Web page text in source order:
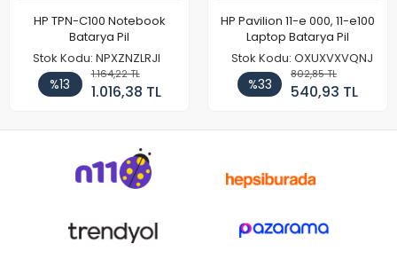
HP TPN-C100 Notebook
Batarya Pil
Stok Kodu: NPXZNZLRJI
%13
1.164,22 TL
1.016,38 TL
HP Pavilion 11-e 000, 11-e100
Laptop Batarya Pil
Stok Kodu: OXUXVXVQNJ
%33
802,85 TL
540,93 TL